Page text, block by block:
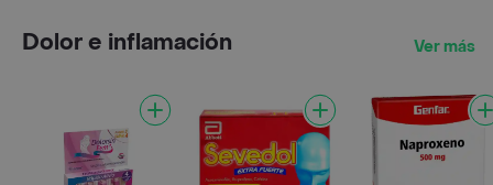
Dolor e inflamación Ver más